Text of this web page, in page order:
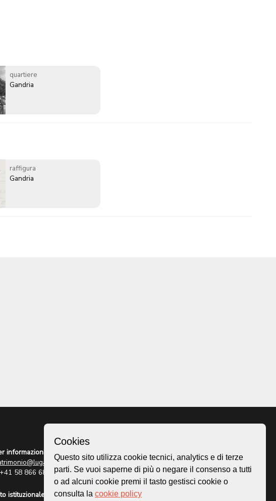
quartiere
Gandria
raffigura
Gandria
informazioni:
58 866 68 50
istituzionale:
Homepage
Mappa
Storie
Cookies
Questo sito utilizza cookie tecnici, analytics e di terze
parti. Se vuoi saperne di più o negare il consenso a tutti
o ad alcuni cookie premi il tasto gestisci cookie o
consulta la cookie policy